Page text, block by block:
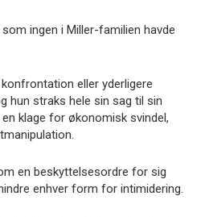
ingen i Miller-familien havde
eller yderligere
hun straks hele sin sag til sin
klage for økonomisk svindel,
en beskyttelsesordre for sig
enhver form for intimidering.